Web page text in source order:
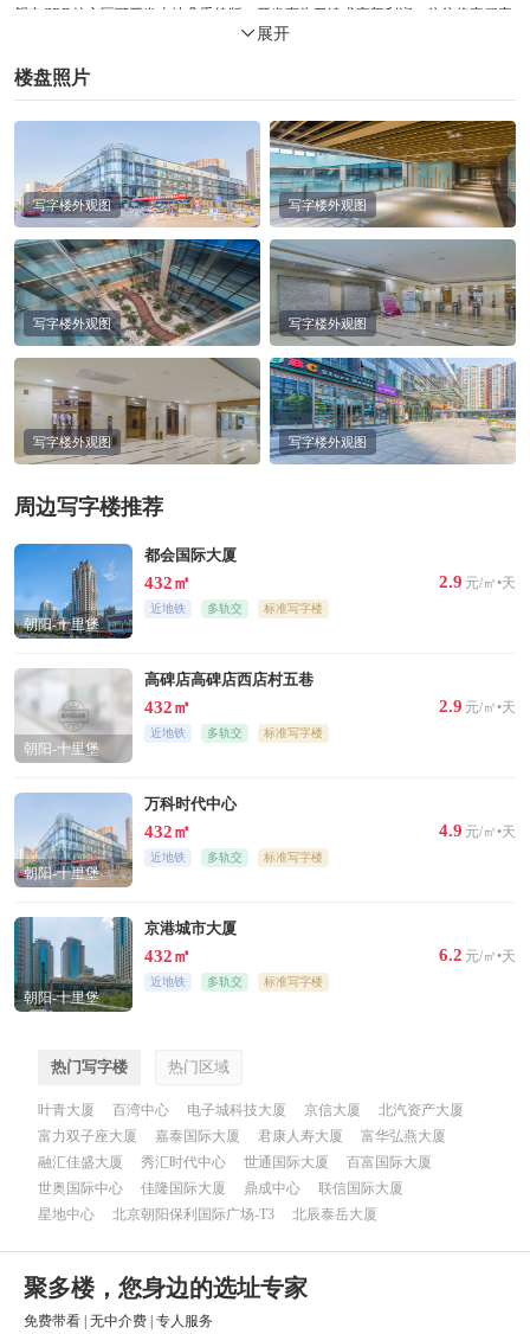
望京CBD核心区可开发土地几乎绝版，开发商为了追求高额利润，往往将容积率
做到，动辄就是30层，50层的“摩天大厦”。 望京国际中心全新首创“人性化、生
态化，智能化“的卓越办公体验，在CBD核心，打造4层低密度国际5A级花园式写
字楼。5.1米超高挑空，2.4米奢阔主公共走廊，高阔电梯厅宽度接近8米，且层层
楼的标准（国际甲级5A写字楼标准是：公共走廊宽度不低于1.5米、净高不低于
2.6米、每层电梯厅宽度不低于3米）。尤其值得一提的是，5.1米超高挑空，满足
企业复合式办公和立体办公个性需求，等于买一层送一层。
展开
楼盘照片
写字楼外观图 写字楼外观图
写字楼外观图 写字楼外观图
写字楼外观图 写字楼外观图
周边写字楼推荐
朝阳-十里堡
都会国际大厦
432㎡ 2.9 元/㎡•天
近地铁 多轨交 标准写字楼
朝阳-十里堡
高碑店高碑店西店村五巷
432㎡ 2.9 元/㎡•天
近地铁 多轨交 标准写字楼
朝阳-十里堡
万科时代中心
432㎡ 4.9 元/㎡•天
近地铁 多轨交 标准写字楼
朝阳-十里堡
京港城市大厦
432㎡ 6.2 元/㎡•天
近地铁 多轨交 标准写字楼
热门写字楼 热门区域
叶青大厦 百湾中心 电子城科技大厦 京信大厦
北汽资产大厦
富力双子座大厦
嘉泰国际大厦 君康人寿大厦
富华弘燕大厦
融汇佳盛大厦
秀汇时代中心 世通国际大厦
百富国际大厦
世奥国际中心
佳隆国际大厦 鼎成中心
联信国际大厦
星地中心
北京朝阳保利国际广场-T3 北辰泰岳大厦
聚多楼，您身边的选址专家
免费带看 无中介费 专人服务